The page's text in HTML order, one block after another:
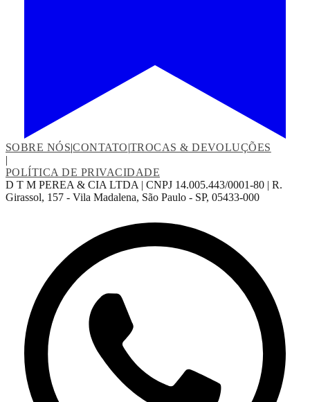
SOBRE NÓS|CONTATO|TROCAS & DEVOLUÇÕES
|
POLÍTICA DE PRIVACIDADE
D T M PEREA & CIA LTDA | CNPJ 14.005.443/0001-80 | R.
Girassol, 157 - Vila Madalena, São Paulo - SP, 05433-000